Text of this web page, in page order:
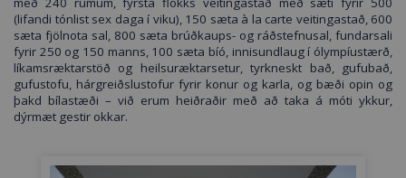
(lifandi tónlist sex daga í viku), 150 sæta à la carte veitingastað, 600
sæta fjölnota sal, 800 sæta brúðkaups- og ráðstefnusal, fundarsali
fyrir 250 og 150 manns, 100 sæta bíó, innisundlaug í ólympíustærð,
líkamsræktarstöð og heilsuræktarsetur, tyrkneskt bað, gufubað,
gufustofu, hárgreiðslustofur fyrir konur og karla, og bæði opin og
þakd bílastæði – við erum heiðraðir með að taka á móti ykkur,
dýrmæt gestir okkar.